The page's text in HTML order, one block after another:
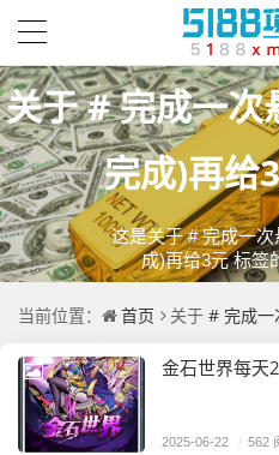
关于# 完成一次
完成)再给
这是关于 # 完成一
成)再给3元 标签
当前位置： 首页 关于 # 完成一
金石世界每天
2025-06-22 / 562